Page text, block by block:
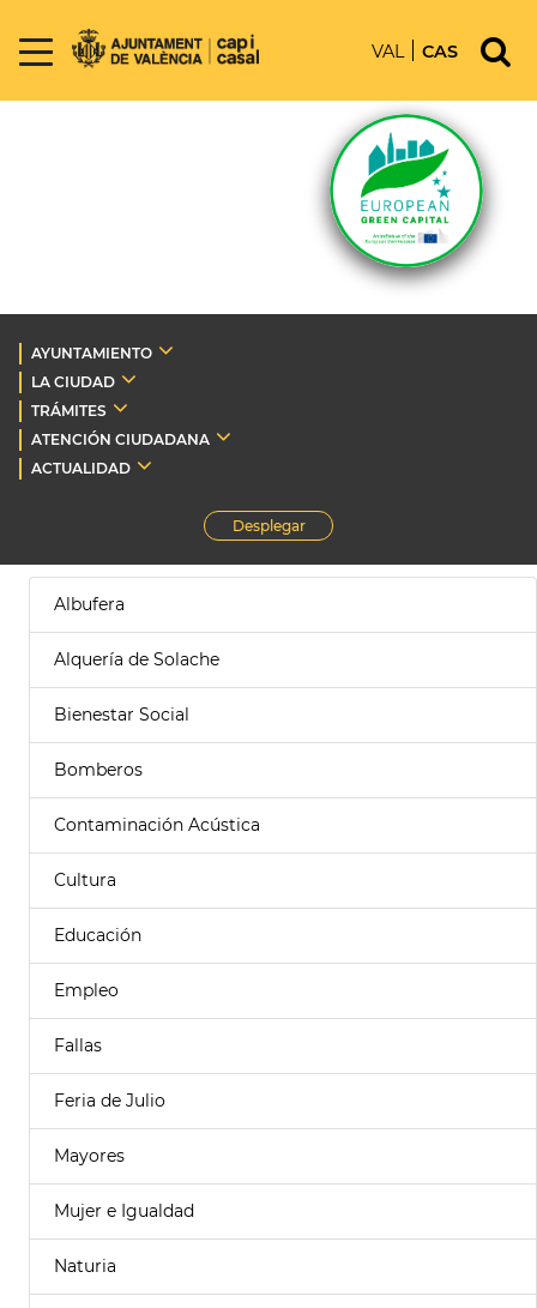
VAL CAS
AYUNTAMIENTO
LA CIUDAD
TRÁMITES
ATENCIÓN CIUDADANA
ACTUALIDAD
Desplegar
Albufera
Alquería de Solache
Bienestar Social
Bomberos
Contaminación Acústica
Cultura
Educación
Empleo
Fallas
Feria de Julio
Mayores
Mujer e Igualdad
Naturia